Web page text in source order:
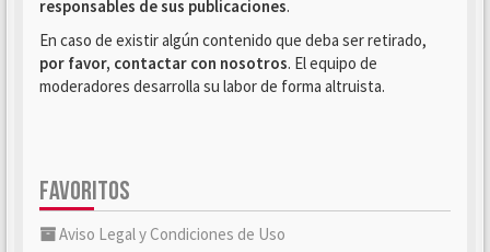
responsables de sus publicaciones.
En caso de existir algún contenido que deba ser retirado,
por favor, contactar con nosotros. El equipo de
moderadores desarrolla su labor de forma altruista.
FAVORITOS
Aviso Legal y Condiciones de Uso